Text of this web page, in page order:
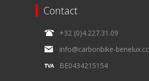
Contact
+32 (0)4.227.31.09
info@carbonbike-benelux.cc
BE0434215154